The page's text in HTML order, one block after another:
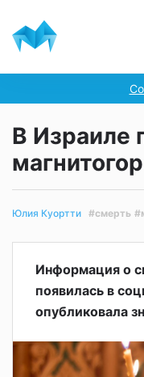
В Израиле
Юлия Куортти #смерть
Информация о
появилась в
опубликовала